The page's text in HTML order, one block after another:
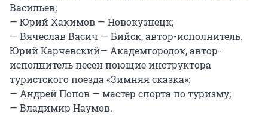
Васильев;
— Юрий Хакимов — Новокузнецк;
— Вячеслав Васич — Бийск, автор-исполнитель.
Юрий Карчевский— Академгородок, автор-
исполнитель песен поющие инструктора
туристского поезда «Зимняя сказка»:
— Андрей Попов — мастер спорта по туризму;
— Владимир Наумов.